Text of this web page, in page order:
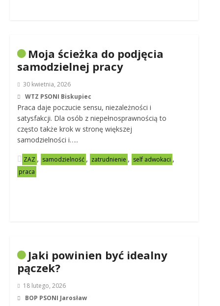
Moja ścieżka do podjęcia
samodzielnej pracy
30 kwietnia, 2026
WTZ PSONI Biskupiec
Praca daje poczucie sensu, niezależności i
satysfakcji. Dla osób z niepełnosprawnością to
często także krok w stronę większej
samodzielności i…..
ZAZ , samodzielność , zatrudnienie , self adwokaci ,
praca
Jaki powinien być idealny
pączek?
18 lutego, 2026
BOP PSONI Jarosław